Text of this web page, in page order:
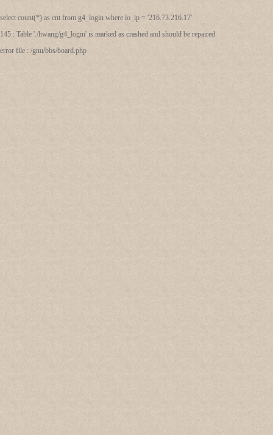
select count(*) as cnt from g4_login where lo_ip = '216.73.216.17'
145 : Table './hwang/g4_login' is marked as crashed and should be repaired
error file : /gnu/bbs/board.php